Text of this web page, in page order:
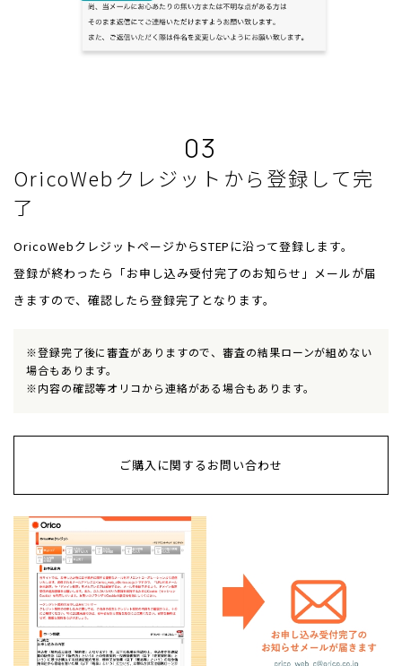
03
OricoWebクレジットから登録して完
了
OricoWebクレジットページからSTEPに沿って登録します。
登録が終わったら「お申し込み受付完了のお知らせ」メールが届
きますので、確認したら登録完了となります。
※登録完了後に審査がありますので、審査の結果ローンが組めない
場合もあります。
※内容の確認等オリコから連絡がある場合もあります。
ご購入に関するお問い合わせ